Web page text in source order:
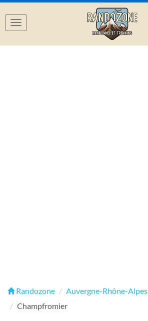
Navigation
Randozone Auvergne-Rhône-Alpes
Champfromier